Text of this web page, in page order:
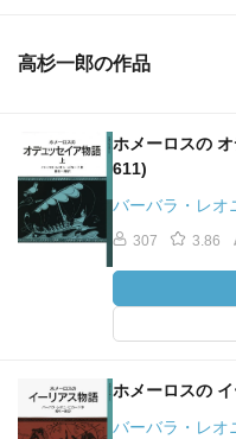
高杉一郎の作品
ホメーロスの
611)
バーバラ・レオ
307 3.86
ホメーロスの
バーバラ・レオ